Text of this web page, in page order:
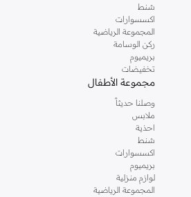
شنط
اكسسوارات
المجموعة الرياضية
ركن الوسامة
بريميوم
تخفيضات
مجموعة الأطفال
وصلنا حديثاً
ملابس
احذية
شنط
اكسسوارات
بريميوم
لوازم منزلية
المجموعة الرياضية